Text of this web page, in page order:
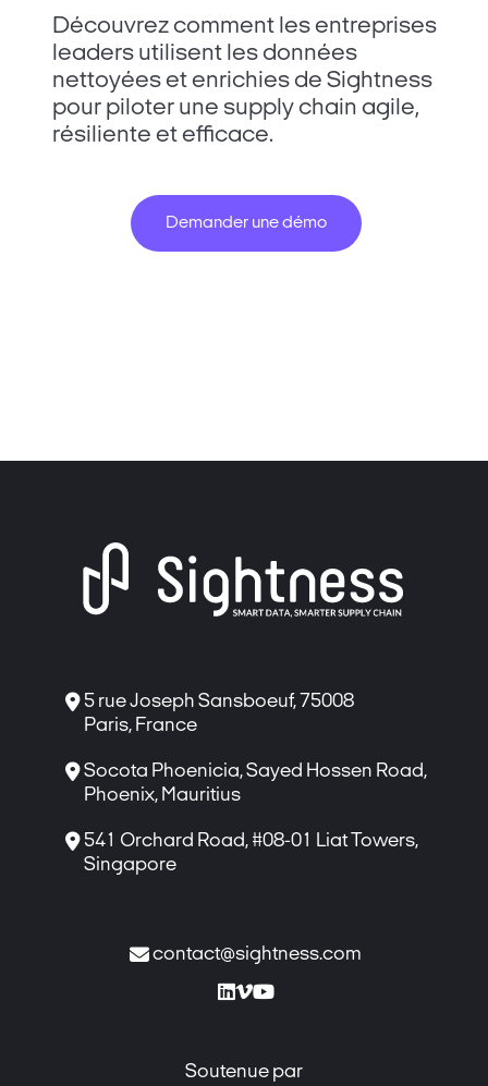
Découvrez comment les entreprises
leaders utilisent les données
nettoyées et enrichies de Sightness
pour piloter une supply chain agile,
résiliente et efficace.
Demander une démo
 5 rue Joseph Sansboeuf, 75008
Paris, France
Socota Phoenicia, Sayed Hossen Road,
Phoenix, Mauritius
 541 Orchard Road, #08-01 Liat Towers,
Singapore
contact@sightness.com

Soutenue par